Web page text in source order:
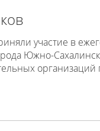
участие в
Южно-
организаций